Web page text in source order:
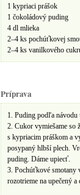
1 kypriaci prášok
1 čokoládový puding
4 dl mlieka
2–4 ks pochúťkovej
2–4 ks vanilkového
Príprava
1. Puding podľa návodu
2. Cukor vymiešame so
s kypriacim práškom a
posypaný hlbší plech.
puding. Dáme upiecť.
3. Pochúťkové smotany
rozotrieme na upečený